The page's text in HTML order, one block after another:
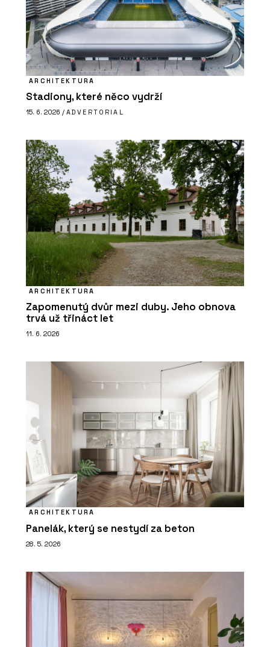
ARCHITEKTURA
Stadiony, které něco vydrží
15. 6. 2026 / ADVERTORIAL
ARCHITEKTURA
Zapomenutý dvůr mezi duby. Jeho obnova
trvá už třináct let
11. 6. 2026
ARCHITEKTURA
Panelák, který se nestydí za beton
28. 5. 2026